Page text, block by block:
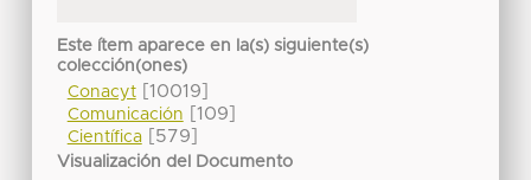
Este ítem aparece en la(s) siguiente(s)
colección(ones)
Conacyt[10019]
Comunicación [109]
Científica[579]
Visualización del Documento